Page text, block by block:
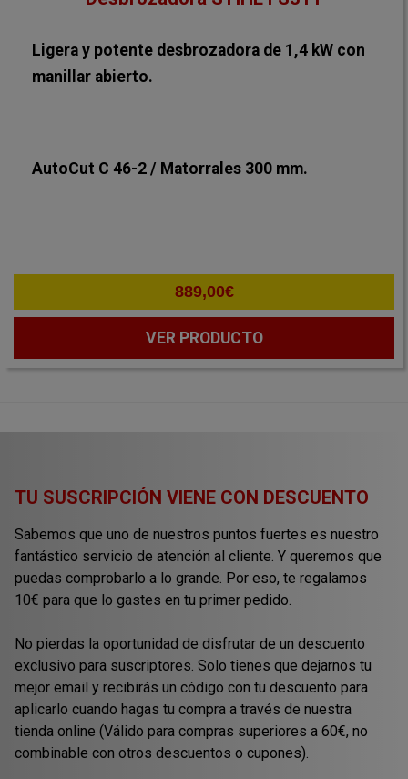
Ligera y potente desbrozadora de 1,4 kW con
manillar abierto.
AutoCut C 46-2 / Matorrales 300 mm.
889,00€
VER PRODUCTO
TU SUSCRIPCIÓN VIENE CON DESCUENTO
Sabemos que uno de nuestros puntos fuertes es nuestro
fantástico servicio de atención al cliente. Y queremos que
puedas comprobarlo a lo grande. Por eso, te regalamos
10€ para que lo gastes en tu primer pedido.
No pierdas la oportunidad de disfrutar de un descuento
exclusivo para suscriptores. Solo tienes que dejarnos tu
mejor email y recibirás un código con tu descuento para
aplicarlo cuando hagas tu compra a través de nuestra
tienda online (Válido para compras superiores a 60€, no
combinable con otros descuentos o cupones).